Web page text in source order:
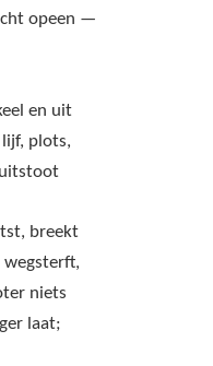
opeen —
en uit
plots,
breekt
niets
laat;